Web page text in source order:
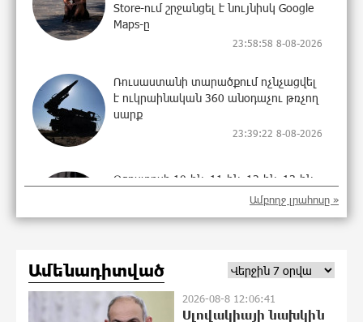
Store-ում շրջանցել է նույնիսկ Google
Maps-ը
23:58:58 8-08-2026
Ռուսաստանի տարածքում ոչնչացվել
է ուկրաինական 360 անօդաչու թռչող
սարք
23:39:22 8-08-2026
Օգոստոսի 10-ին, 11-ին, 12-ին, 13-ին,
14-ին, 17-ին, 18-ին և 20-ին
լինելու
Ողբերգական դեպք՝ Երևանում․
Կիևյան կամրջի տակ հայտնաբերվել է
տղամարդու մարմին
Ամբողջ լրահոսը »
Ամենադիտված
2026-08-8 12:06:41
Սլովակիայի նախկին